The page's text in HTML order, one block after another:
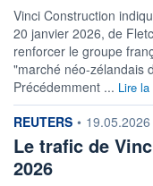
Vinci Construction
20 janvier 2026, de
renforcer le groupe
"marché néo-zélandais
Précédemment ... Lire
information fournie par
REUTERS • 19.05.2026
Le trafic de
2026